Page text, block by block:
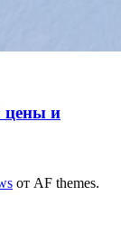
цены и
от AF themes.